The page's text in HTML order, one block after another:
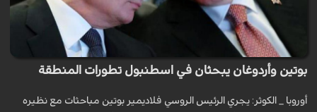
بوتين وأردوغان يبحثان في اسطنبول تطورات المنطقة
أوروبا _ الكوثر: يجري الرئيس الروسي فلاديمير بوتين مباحثات مع نظيره